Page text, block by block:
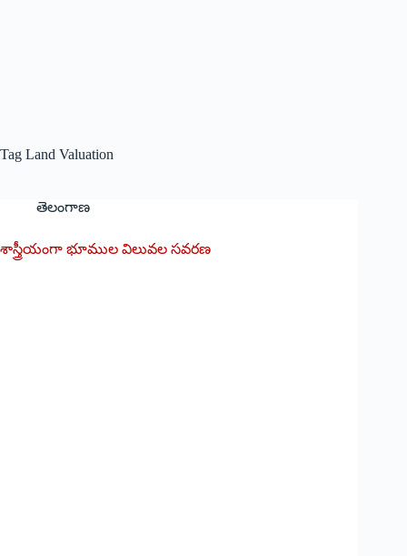
Tag Land Valuation
తెలంగాణ
శాస్త్రీయంగా భూముల విలువల సవరణ